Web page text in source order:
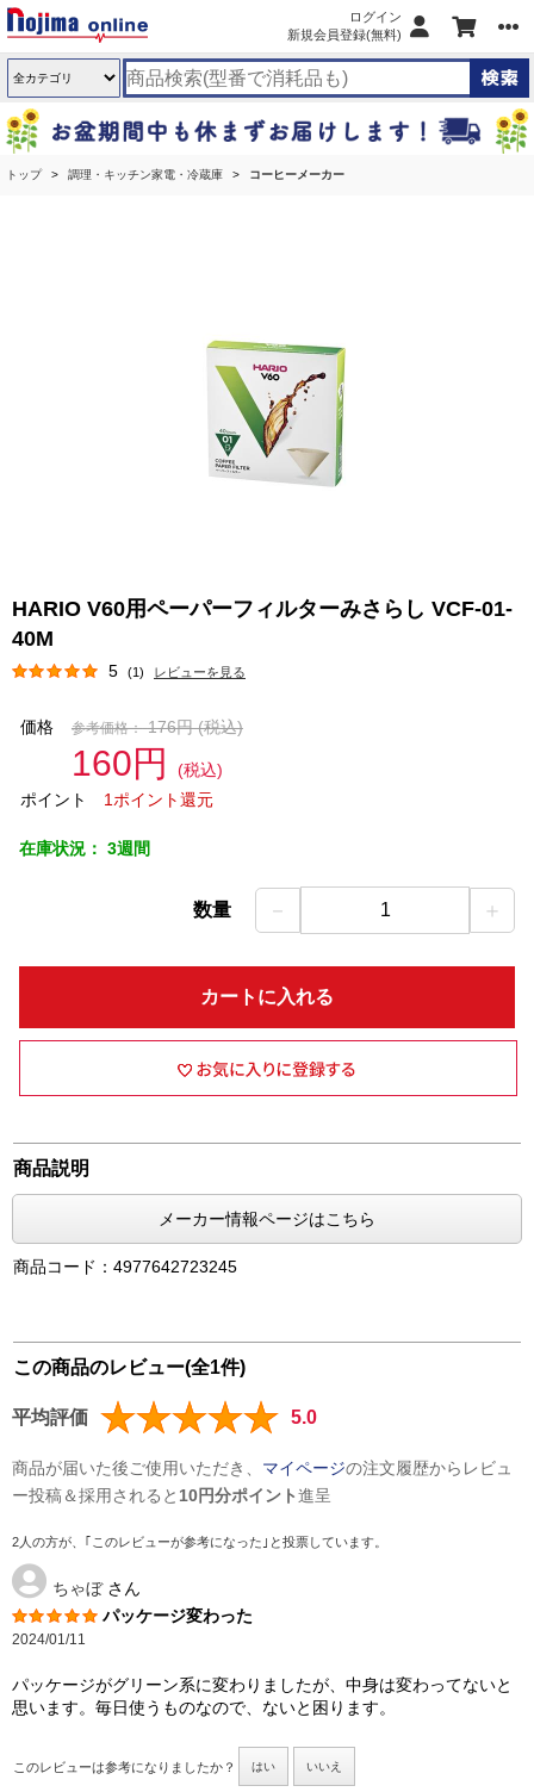
ログイン
新規会員登録(無料)
トップ 調理・キッチン家電・冷蔵庫 コーヒーメーカー
HARIO V60用ペーパーフィルターみさらし VCF-01-
40M
5 (1) レビューを見る
価格 参考価格： 176円(税込)
160円
(税込)
ポイント
1ポイント還元
在庫状況： 3週間
数量 － 1 ＋
カートに入れる
商品説明
メーカー情報ページはこちら
商品コード：4977642723245
この商品のレビュー(全1件)
平均評価 5.0
商品が届いた後ご使用いただき、 マイページの注文履歴からレビュ
ー投稿＆採用されると 10円分ポイント進呈
2人の方が、｢このレビューが参考になった｣と投票しています。
ちゃぼさん
パッケージ変わった
2024/01/11
パッケージがグリーン系に変わりましたが、中身は変わってないと
思います。毎日使うものなので、ないと困ります。
このレビューは参考になりましたか？ はい いいえ